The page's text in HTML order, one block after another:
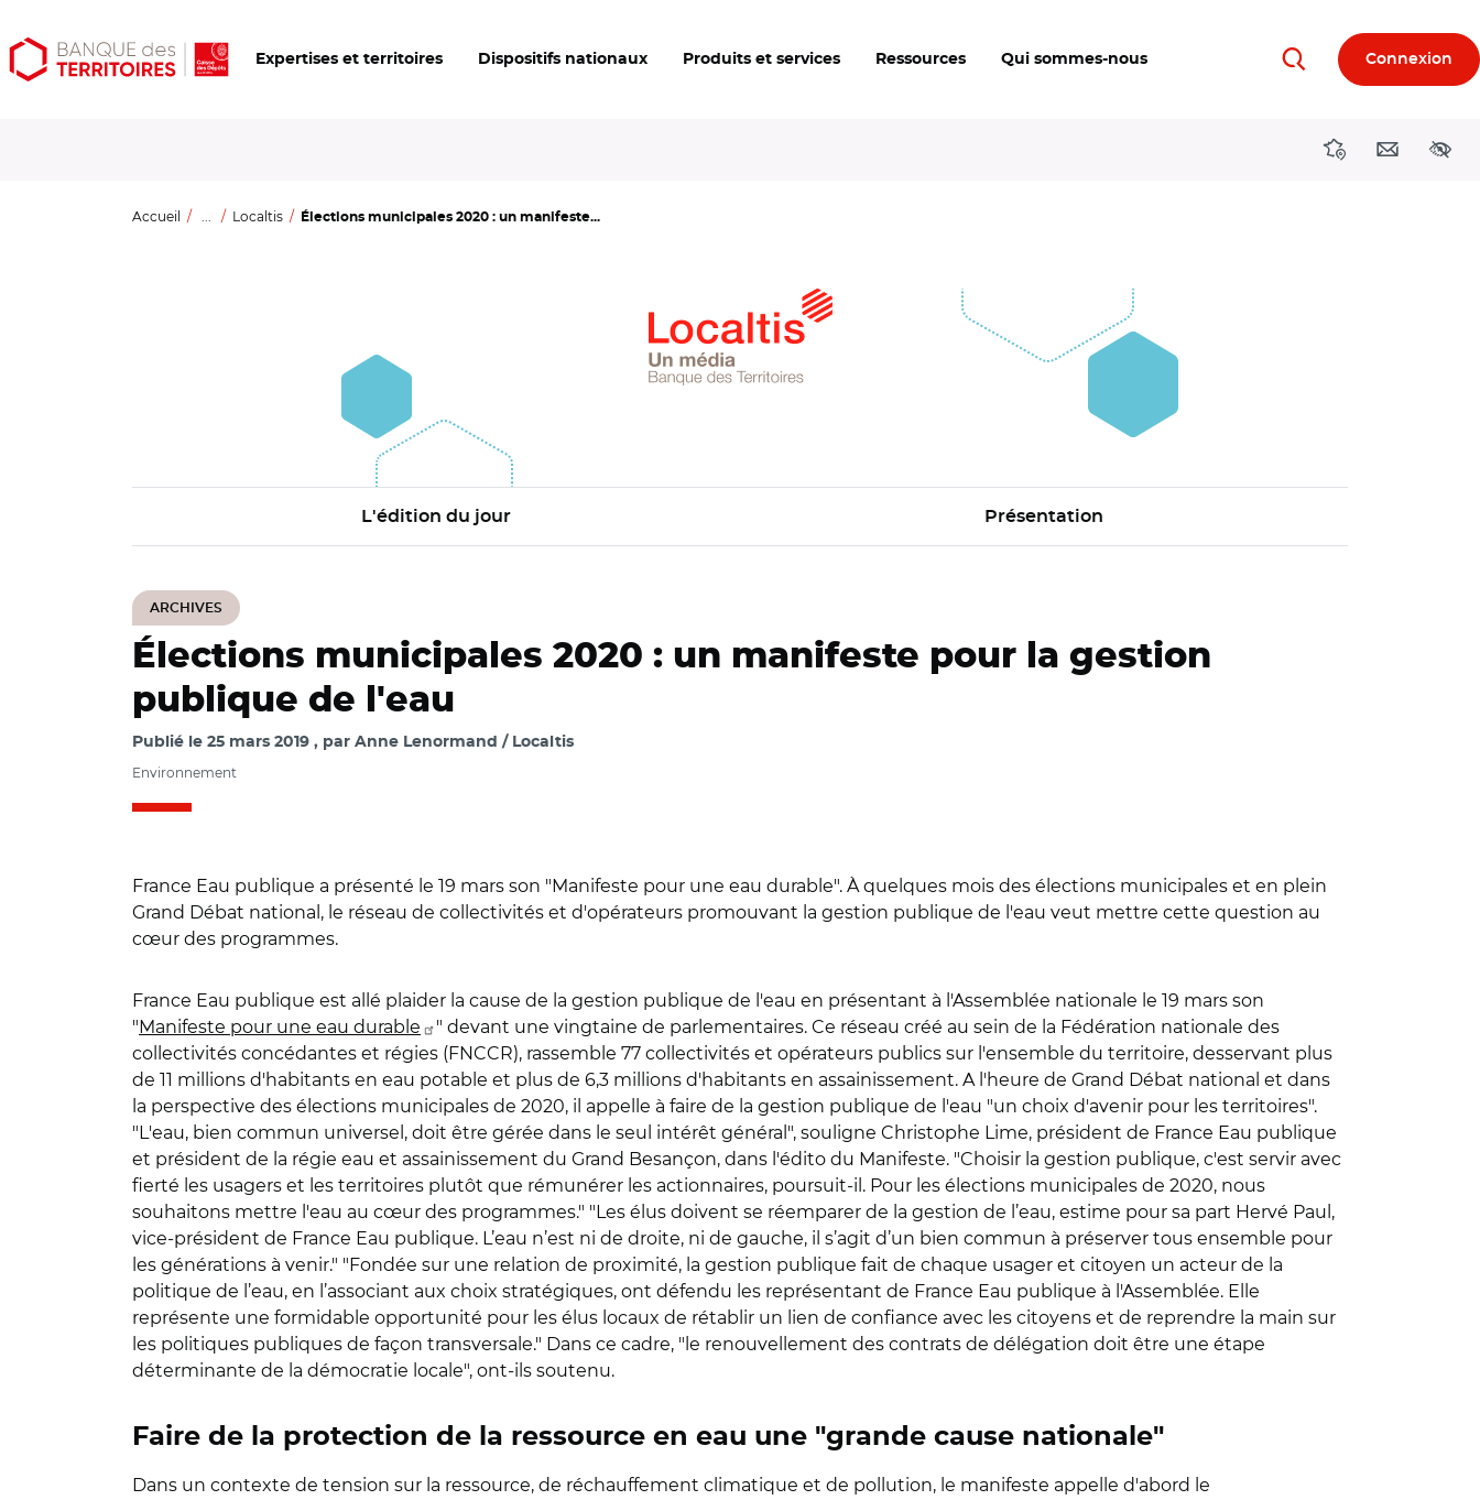
Aller
au
Aller
au
Ouvrir
les
Expertises et territoires Dispositifs nationaux Produits et services Ressources Qui sommes-nous RechercherConnexion
DirectionsContact
Accueil ... Localtis Élections municipales 2020 : un manifeste...
L'édition du jour Présentation
ARCHIVES
Élections municipales 2020 : un manifeste pour la gestion
publique de l'eau
Publié le 25 mars 2019 par Anne Lenormand / Localtis
Environnement
France Eau publique a présenté le 19 mars son "Manifeste pour une eau durable". À quelques mois des élections municipales et en plein
Grand Débat national, le réseau de collectivités et d'opérateurs promouvant la gestion publique de l'eau veut mettre cette question au
cœur des programmes.
France Eau publique est allé plaider la cause de la gestion publique de l'eau en présentant à l'Assemblée nationale le 19 mars son
"Manifeste pour une eau durable
" devant une vingtaine de parlementaires. Ce réseau créé au sein de la Fédération nationale des
collectivités concédantes et régies (FNCCR), rassemble 77 collectivités et opérateurs publics sur l'ensemble du territoire, desservant plus
de 11 millions d'habitants en eau potable et plus de 6,3 millions d'habitants en assainissement. A l'heure de Grand Débat national et dans
la perspective des élections municipales de 2020, il appelle à faire de la gestion publique de l'eau "un choix d'avenir pour les territoires".
"L'eau, bien commun universel, doit être gérée dans le seul intérêt général", souligne Christophe Lime, président de France Eau publique
et président de la régie eau et assainissement du Grand Besançon, dans l'édito du Manifeste. "Choisir la gestion publique, c'est servir avec
fierté les usagers et les territoires plutôt que rémunérer les actionnaires, poursuit-il. Pour les élections municipales de 2020, nous
souhaitons mettre l'eau au cœur des programmes." "Les élus doivent se réemparer de la gestion de l’eau, estime pour sa part Hervé Paul,
vice-président de France Eau publique. L’eau n’est ni de droite, ni de gauche, il s’agit d’un bien commun à préserver tous ensemble pour
les générations à venir." "Fondée sur une relation de proximité, la gestion publique fait de chaque usager et citoyen un acteur de la
politique de l’eau, en l’associant aux choix stratégiques, ont défendu les représentant de France Eau publique à l'Assemblée. Elle
représente une formidable opportunité pour les élus locaux de rétablir un lien de confiance avec les citoyens et de reprendre la main sur
les politiques publiques de façon transversale." Dans ce cadre, "le renouvellement des contrats de délégation doit être une étape
déterminante de la démocratie locale", ont-ils soutenu.
Faire de la protection de la ressource en eau une "grande cause nationale"
Dans un contexte de tension sur la ressource, de réchauffement climatique et de pollution, le manifeste appelle d'abord le